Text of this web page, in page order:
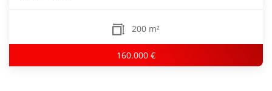
200 m²
160.000 €